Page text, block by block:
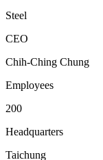
Steel
CEO
Chih-Ching Chung
Employees
200
Headquarters
Taichung